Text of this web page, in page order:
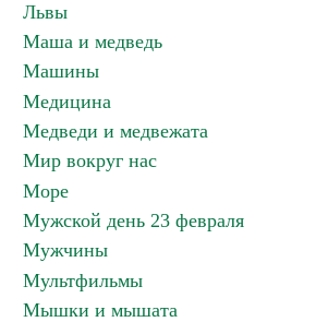
Львы
Маша и медведь
Машины
Медицина
Медведи и медвежата
Мир вокруг нас
Море
Мужской день 23 февраля
Мужчины
Мультфильмы
Мышки и мышата